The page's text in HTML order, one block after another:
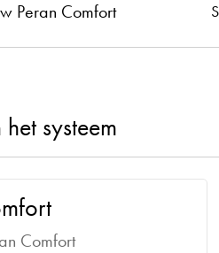
Peran Comfort
systeem
Comfort